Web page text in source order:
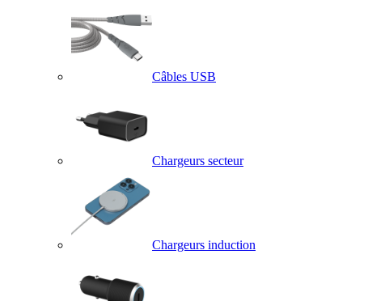
Câbles USB
Chargeurs secteur
Chargeurs induction